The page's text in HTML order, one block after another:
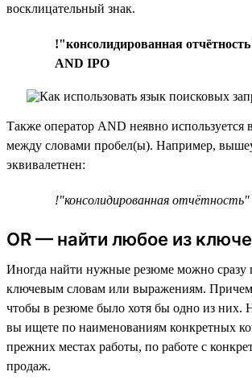
восклицательный знак.
!"консолидированная
AND IPO
Также оператор AND неявно используется
между словами пробел(ы). Например,
эквивалетнен:
!"консолидированная
OR — найти любое из
Иногда найти нужные резюме можно сразу
ключевым словам или выражениям. Причем
чтобы в резюме было хотя бы одно из них.
вы ищете по наименованиям конкретных
прежних местах работы, по работе с
продаж.